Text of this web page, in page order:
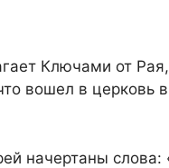
Ключами от
вошел в церковь
начертаны